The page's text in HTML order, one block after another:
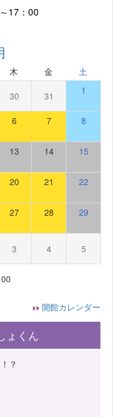
17：00
木 金 土
30 31 1
6 7 8
13 14 15
20 21 22
27 28 29
3 4 5
開館カレンダー
ょくん
？